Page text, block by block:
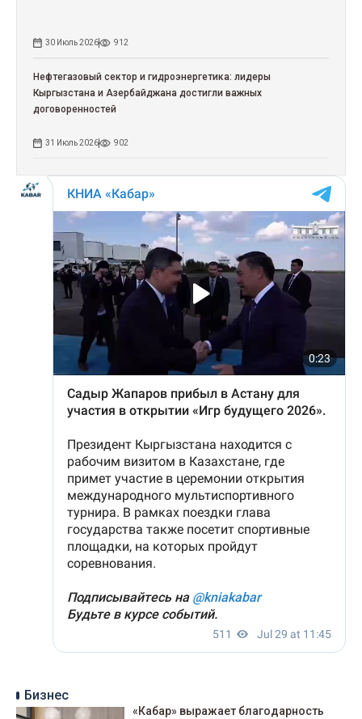
30 Июль 2026 912
Нефтегазовый сектор и гидроэнергетика: лидеры
Кыргызстана и Азербайджана достигли важных
договоренностей
31 Июль 2026 902
Бизнес
«Кабар» выражает благодарность